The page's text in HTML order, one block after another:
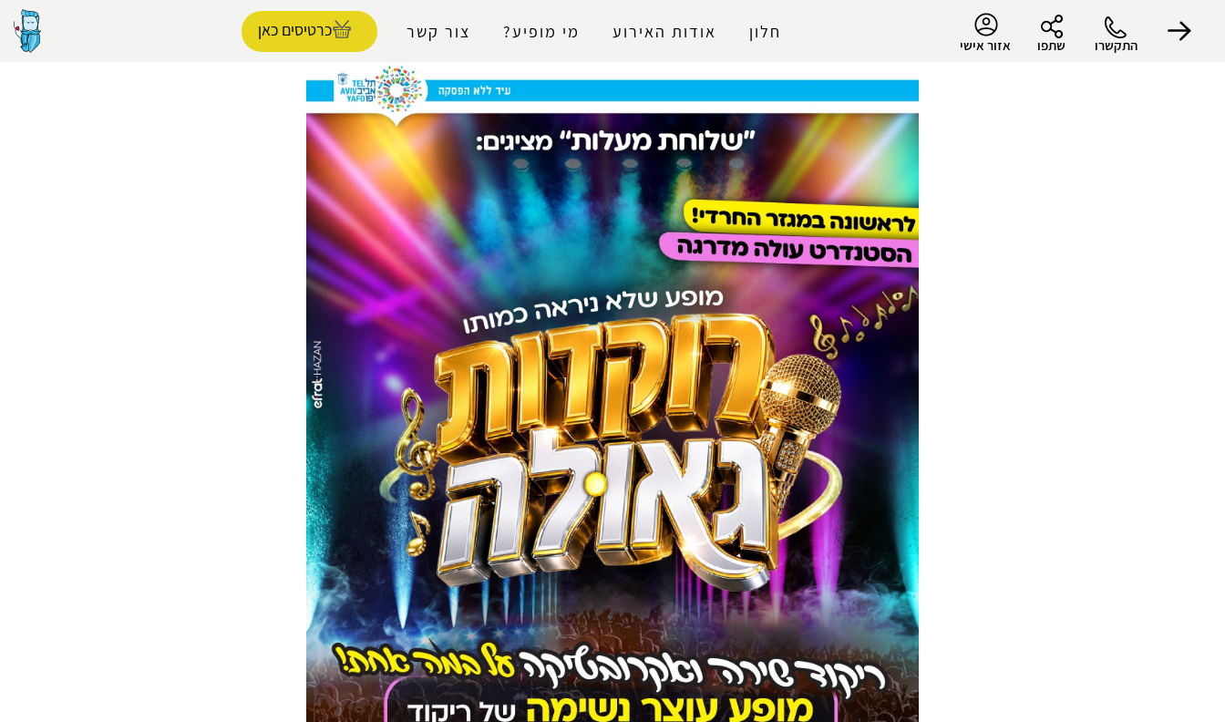
התקשרו שתפו אזור אישי
חלון אודות האירוע מי מופיע? צור קשר כרטיסים כאן